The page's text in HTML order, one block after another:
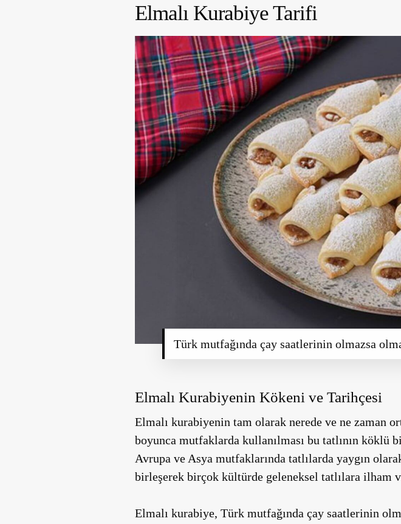
Elmalı Kurabiye Tarifi
Türk mutfağında çay saatlerinin olmazsa
Elmalı Kurabiyenin Kökeni ve Tarihçesi
Elmalı kurabiyenin tam olarak nerede ve ne zaman
boyunca mutfaklarda kullanılması bu tatlının
Avrupa ve Asya mutfaklarında tatlılarda yaygın
birleşerek birçok kültürde geleneksel tatlılara ilham
Elmalı kurabiye, Türk mutfağında çay saatlerinin